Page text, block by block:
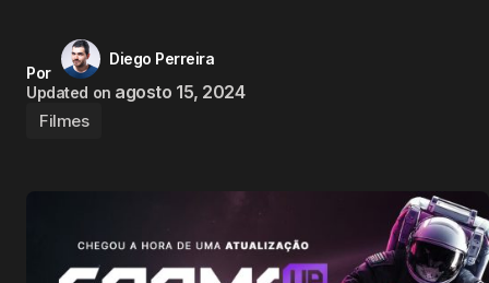
Por
Diego Perreira
Updated on agosto 15, 2024
Filmes